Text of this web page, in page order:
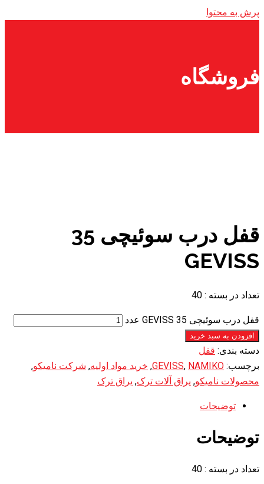
پرش به محتوا
فروشگاه
قفل درب سوئیچی 35
GEVISS
تعداد در بسته : 40
قفل درب سوئیچی 35 GEVISS عدد
افزودن به سبد خرید
دسته بندی: قفل
برچسب:
GEVISS, NAMIKO
, خرید مواد اولیه, شرکت نامیکو,
محصولات نامیکو, یراق آلات ترک, یراق ترک
توضیحات
توضیحات
تعداد در بسته : 40